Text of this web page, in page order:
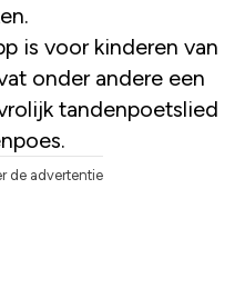
is voor kinderen van
onder andere een
tandenpoetslied
de advertentie